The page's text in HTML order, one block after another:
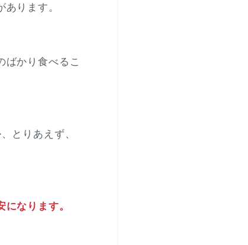
ります。
ばかり食べるこ
とりあえず、
なります。